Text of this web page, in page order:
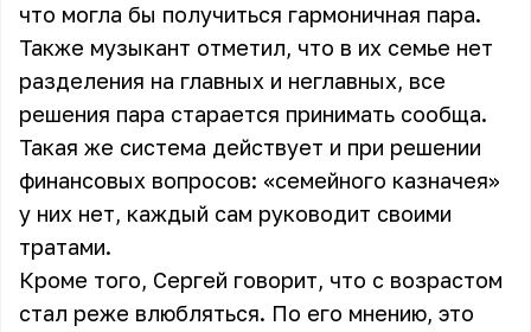
что могла бы получиться гармоничная пара.
Также музыкант отметил, что в их семье нет
разделения на главных и неглавных, все
решения пара старается принимать сообща.
Такая же система действует и при решении
финансовых вопросов: «семейного казначея»
у них нет, каждый сам руководит своими
тратами.
Кроме того, Сергей говорит, что с возрастом
стал реже влюбляться. По его мнению, это